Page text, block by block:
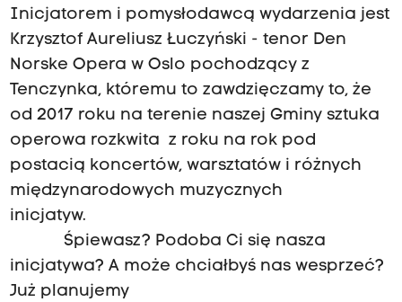
Inicjatorem i pomysłodawcą wydarzenia jest
Krzysztof Aureliusz Łuczyński - tenor Den
Norske Opera w Oslo pochodzący z
Tenczynka, któremu to zawdzięczamy to, że
od 2017 roku na terenie naszej Gminy sztuka
operowa rozkwita z roku na rok pod
postacią koncertów, warsztatów i różnych
międzynarodowych muzycznych
inicjatyw.
Śpiewasz? Podoba Ci się nasza
inicjatywa? A może chciałbyś nas wesprzeć?
Już planujemy